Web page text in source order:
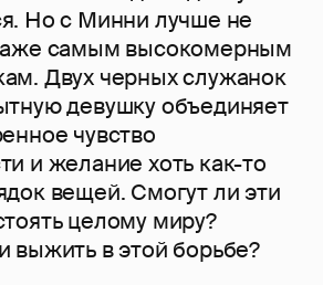
Но с Минни лучше не
самым высокомерным
Двух черных служанок
девушку объединяет
чувство
и желание хоть как-то
вещей. Смогут ли эти
целому миру?
выжить в этой борьбе?